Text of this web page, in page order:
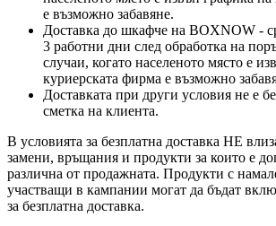
е възможно забавяне.
Доставка до шкафче на BOXNOW -
3 работни дни след обработка на
случаи, когато населеното място е
куриерската фирма е възможно
Доставката при други условия не е
сметка на клиента.
В условията за безплатна доставка НЕ
замени, връщания и продукти за които е
различна от продажната. Продукти с
участващи в кампании могат да бъдат
за безплатна доставка.